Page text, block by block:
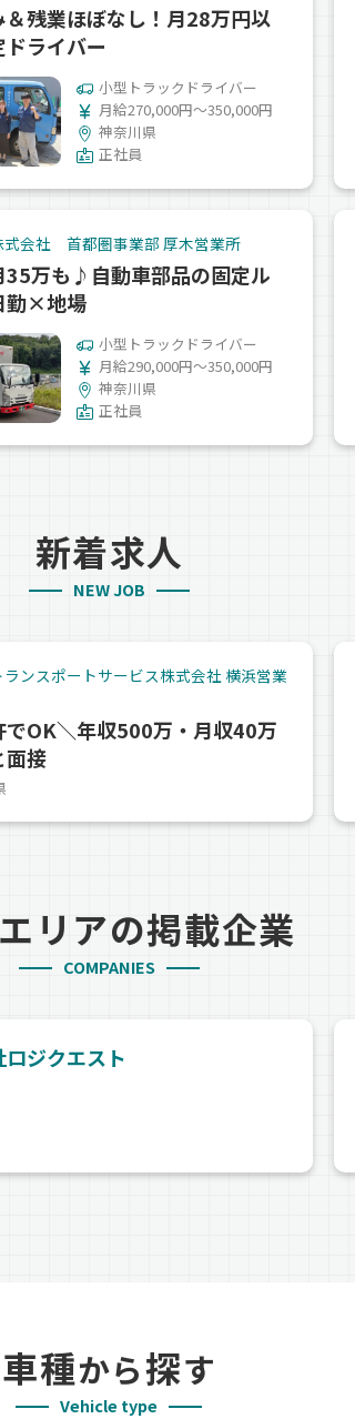
＆残業ほぼなし！月28万円以
ライバー
小型トラックドライバー
月給270,000円～350,000円
神奈川県
正社員
式会社 首都圏事業部 厚木営業所
35万も♪自動車部品の固定ル
勤×地場
小型トラックドライバー
月給290,000円～350,000円
神奈川県
正社員
新着求人
NEW JOB
ランスポートサービス株式会社 横浜営業
でOK＼年収500万・月収40万
面接
リアの掲載企業
COMPANIES
ジクエスト
車種から探す
Vehicle type